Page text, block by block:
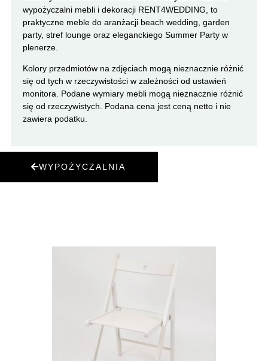
wypożyczalni mebli i dekoracji RENT4WEDDING, to
praktyczne meble do aranżacji beach wedding, garden
party, stref lounge oraz eleganckiego Summer Party w
plenerze.
Kolory przedmiotów na zdjęciach mogą nieznacznie różnić
się od tych w rzeczywistości w zależności od ustawień
monitora. Podane wymiary mebli mogą nieznacznie różnić
się od rzeczywistych. Podana cena jest ceną netto i nie
zawiera podatku.
WYPOŻYCZALNIA